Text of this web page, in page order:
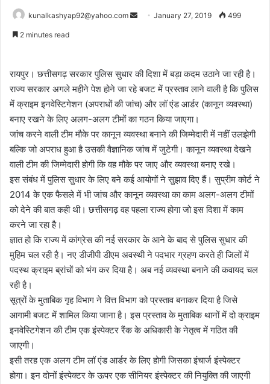
kunalkashyap92@yahoo.com
SendJanuary 27, 2019 499
2 minutes read
रायपुर। छत्तीसगढ़ सरकार पुलिस सुधार की दिशा में बड़ा कदम उठाने जा रही है।
राज्य सरकार अगले महीने पेश होने जा रहे बजट में प्रस्ताव लाने वाली है कि पुलिस
में क्राइम इनवेस्टिगेशन (अपराधों की जांच) और लॉ एंड आर्डर (कानून व्यवस्था)
बनाए रखने के लिए अलग-अलग टीमों का गठन किया जाएगा।
जांच करने वाली टीम मौके पर कानून व्यवस्था बनाने की जिम्मेदारी में नहीं उलझेगी
बल्कि जो अपराध हुआ है उसकी वैज्ञानिक जांच में जुटेगी। कानून व्यवस्था देखने
वाली टीम की जिम्मेदारी होगी कि वह मौके पर जाए और व्यवस्था बनाए रखे।
इस संबंध में पुलिस सुधार के लिए बने कई आयोगों ने सुझाव दिए हैं। सुप्रीम कोर्ट ने
2014 के एक फैसले में भी जांच और कानून व्यवस्था का काम अलग-अलग टीमों
को देने की बात कही थी। छत्तीसगढ़ वह पहला राज्य होगा जो इस दिशा में काम
करने जा रहा है।
ज्ञात हो कि राज्य में कांग्रेस की नई सरकार के आने के बाद से पुलिस सुधार की
मुहिम चल रही है। नए डीजीपी डीएम अवस्थी ने पदभार ग्रहण करते ही जिलों में
पदस्थ क्राइम ब्रांचों को भंग कर दिया है। अब नई व्यवस्था बनाने की कवायद चल
रही है।
सूत्रों के मुताबिक गृह विभाग ने वित्त विभाग को प्रस्ताव बनाकर दिया है जिसे
आगामी बजट में शामिल किया जाना है। इस प्रस्ताव के मुताबिक थानों में दो क्राइम
इनवेस्टिगेशन की टीम एक इंस्पेक्टर रैंक के अधिकारी के नेतृत्व में गठित की
जाएगी।
इसी तरह एक अलग टीम लॉ एंड आर्डर के लिए होगी जिसका इंचार्ज इंस्पेक्टर
होगा। इन दोनों इंस्पेक्टर के ऊपर एक सीनियर इंस्पेक्टर की नियुक्ति की जाएगी